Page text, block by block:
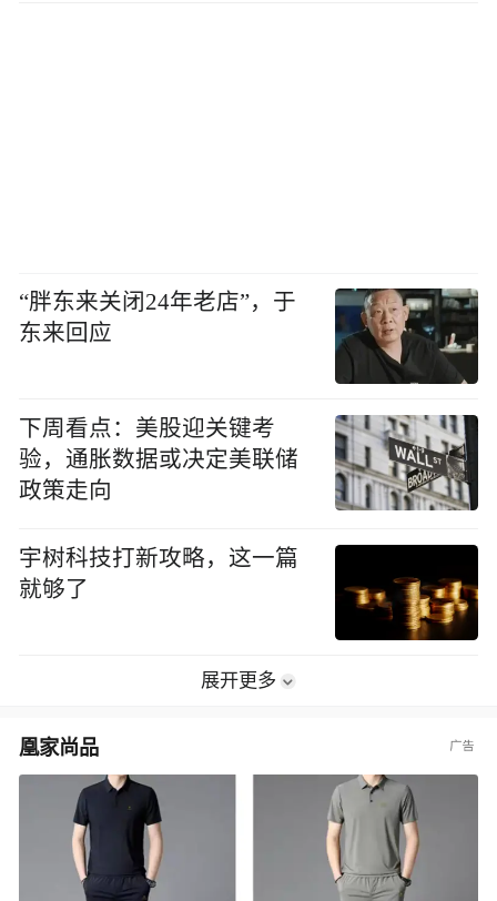
“胖东来关闭24年老店”，于
东来回应
下周看点：美股迎关键考
验，通胀数据或决定美联储
政策走向
宇树科技打新攻略，这一篇
就够了
展开更多
凰家尚品